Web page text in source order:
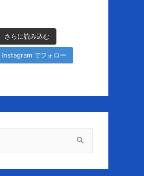
さらに読み込む
Instagram でフォロー